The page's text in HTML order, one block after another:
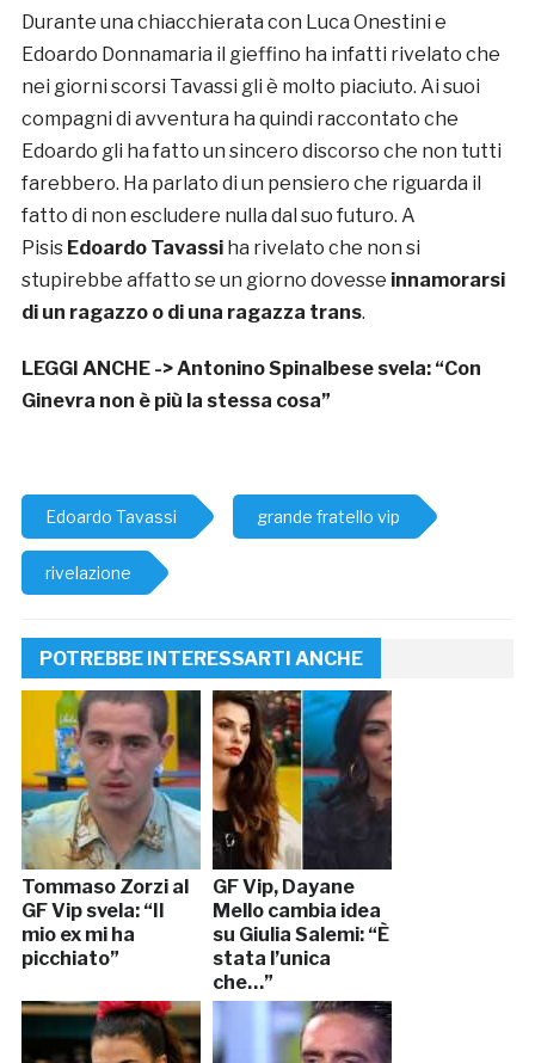
Durante una chiacchierata con Luca Onestini e
Edoardo Donnamaria il gieffino ha infatti rivelato che
nei giorni scorsi Tavassi gli è molto piaciuto. Ai suoi
compagni di avventura ha quindi raccontato che
Edoardo gli ha fatto un sincero discorso che non tutti
farebbero. Ha parlato di un pensiero che riguarda il
fatto di non escludere nulla dal suo futuro. A
Pisis Edoardo Tavassi ha rivelato che non si
stupirebbe affatto se un giorno dovesse innamorarsi
di un ragazzo o di una ragazza trans.
LEGGI ANCHE ->Antonino Spinalbese svela: “Con
Ginevra non è più la stessa cosa”
Edoardo Tavassi grande fratello vip
rivelazione
POTREBBE INTERESSARTI ANCHE
Tommaso Zorzi al
GF Vip svela: “Il
mio ex mi ha
picchiato”
GF Vip, Dayane
Mello cambia idea
su Giulia Salemi: “È
stata l’unica
che…”